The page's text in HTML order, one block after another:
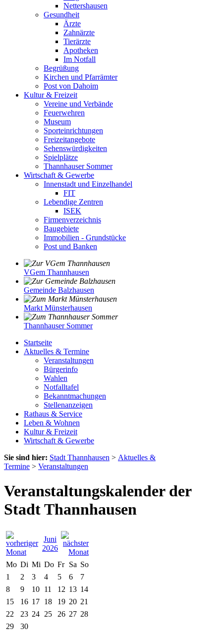
Nettershausen
Gesundheit
Ärzte
Zahnärzte
Tierärzte
Apotheken
Im Notfall
Begrüßung
Kirchen und Pfarrämter
Post von Dahoim
Kultur & Freizeit
Vereine und Verbände
Feuerwehren
Museum
Sporteinrichtungen
Freizeitangebote
Sehenswürdigkeiten
Spielplätze
Thannhauser Sommer
Wirtschaft & Gewerbe
Innenstadt und Einzelhandel
FIT
Lebendige Zentren
ISEK
Firmenverzeichnis
Baugebiete
Immobilien - Grundstücke
Post und Banken
VGem Thannhausen
Gemeinde Balzhausen
Markt Münsterhausen
Thannhauser Sommer
Startseite
Aktuelles & Termine
Veranstaltungen
Bürgerinfo
Wahlen
Notfalltafel
Bekanntmachungen
Stellenanzeigen
Rathaus & Service
Leben & Wohnen
Kultur & Freizeit
Wirtschaft & Gewerbe
Sie sind hier: Stadt Thannhausen > Aktuelles &
Termine > Veranstaltungen
Veranstaltungskalender der
Stadt Thannhausen
Juni
2026
Mo Di Mi Do Fr Sa So
1
2 3 4 5 6
7
8
9 10 11 12 13 14
15
16 17 18 19 20 21
22
23 24 25 26 27 28
29
30